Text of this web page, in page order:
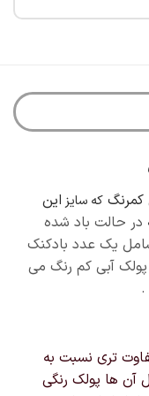
کمرنگ که سایز این
در حالت باد شده
شامل یک عدد بادکنک
آبی کم رنگ می
.
تری نسبت به
آن ها پولک رنگی